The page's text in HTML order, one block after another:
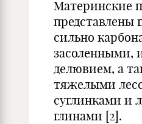
Материнские
представлены
сильно
засоленными,
делювием, а
тяжелыми
суглинками и
глинами [2].